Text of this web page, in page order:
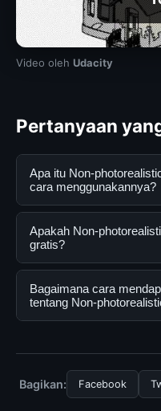
Video oleh Udacity
Pertanyaan
Apa itu Non-
cara menggunakannya?
Non-photorealistic
yang dirancang untuk
mendapatkan informasi
dapat
resmi dan mengikuti
Apakah Non-
gratis?
Ya, Non-photorealistic
gratis oleh semua
tersembunyi atau
Bagaimana cara
tentang Non-
halaman resmi kami
memperbarui konten
Bagikan: Facebook